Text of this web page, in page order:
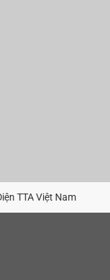
TTA Việt Nam